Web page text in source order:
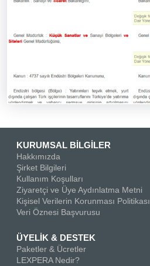
KURUMSAL BİLGİLER
Hakkımızda
Şirket Bilgileri
Kullanım Koşulları
Ziyaretçi ve Üye Aydınlatma Metni
Kişisel Verilerin Korunması Politikası
Veri Öznesi Başvurusu
ÜYELİK & DESTEK
Paketler & Ücretler
LEXPERA Nedir?